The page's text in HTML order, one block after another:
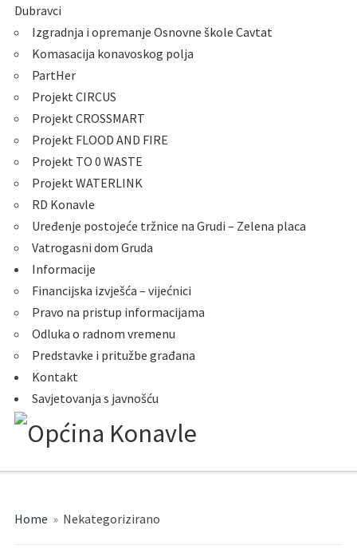
Dubravci
Izgradnja i opremanje Osnovne škole Cavtat
Komasacija konavoskog polja
PartHer
Projekt CIRCUS
Projekt CROSSMART
Projekt FLOOD AND FIRE
Projekt TO 0 WASTE
Projekt WATERLINK
RD Konavle
Uređenje postojeće tržnice na Grudi – Zelena placa
Vatrogasni dom Gruda
Informacije
Financijska izvješća – vijećnici
Pravo na pristup informacijama
Odluka o radnom vremenu
Predstavke i pritužbe građana
Kontakt
Savjetovanja s javnošću
Home » Nekategorizirano